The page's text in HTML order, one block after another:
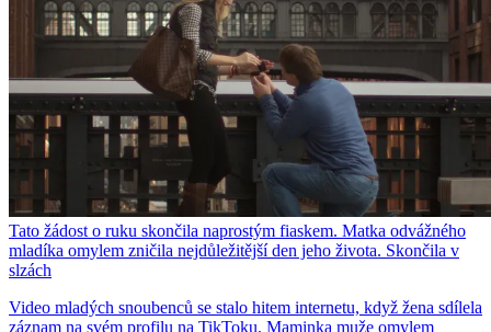
Tato žádost o ruku skončila naprostým fiaskem. Matka odvážného
mladíka omylem zničila nejdůležitější den jeho života. Skončila v
slzách
Video mladých snoubenců se stalo hitem internetu, když žena sdílela
záznam na svém profilu na TikToku. Maminka muže omylem